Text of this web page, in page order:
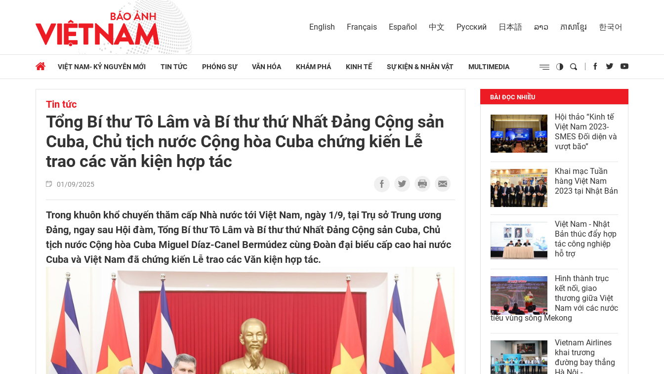
English Français Español 中文 Русский 日本語 ລາວ ភាសាខ្មែរ 한국어
VIỆT NAM- KỶ NGUYÊN MỚI TIN TỨC PHÓNG SỰ VĂN HÓA KHÁM PHÁ KINH TẾ SỰ KIỆN & NHÂN VẬT MULTIMEDIA
Tin tức
Tổng Bí thư Tô Lâm và Bí thư thứ Nhất Đảng Cộng sản
Cuba, Chủ tịch nước Cộng hòa Cuba chứng kiến Lễ
trao các văn kiện hợp tác
01/09/2025
Trong khuôn khổ chuyến thăm cấp Nhà nước tới Việt Nam, ngày 1/9, tại Trụ sở Trung ương
Đảng, ngay sau Hội đàm, Tổng Bí thư Tô Lâm và Bí thư thứ Nhất Đảng Cộng sản Cuba, Chủ
tịch nước Cộng hòa Cuba Miguel Díaz-Canel Bermúdez cùng Đoàn đại biểu cấp cao hai nước
Cuba và Việt Nam đã chứng kiến Lễ trao các Văn kiện hợp tác.
BÀI ĐỌC NHIỀU
Hội thảo “Kinh tế
Việt Nam 2023-
SMES Đối diện và
vượt bão”
Khai mạc Tuần
hàng Việt Nam
2023 tại Nhật Bản
Việt Nam - Nhật
Bản thúc đẩy hợp
tác công nghiệp
hỗ trợ
Hình thành trục
kết nối, giao
thương giữa Việt
Nam với các nước
tiểu vùng sông Mekong
Vietnam Airlines
khai trương
đường bay thẳng
Hà Nội -